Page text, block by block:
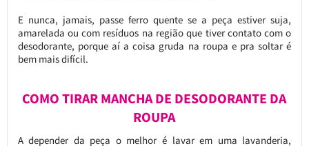
E nunca, jamais, passe ferro quente se a peça estiver suja,
amarelada ou com resíduos na região que tiver contato com o
desodorante, porque aí a coisa gruda na roupa e pra soltar é
bem mais difícil.
COMO TIRAR MANCHA DE DESODORANTE DA
ROUPA
A depender da peça o melhor é lavar em uma lavanderia,